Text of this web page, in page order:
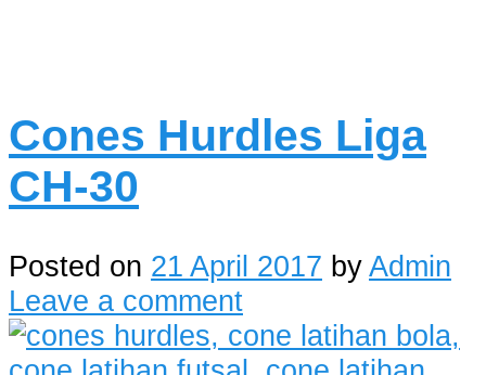
Cones Hurdles Liga
CH-30
Posted on 21 April 2017 byAdmin
Leave a comment